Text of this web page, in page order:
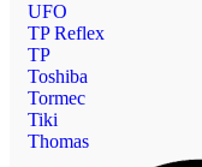
UFO
TP Reflex
TP
Toshiba
Tormec
Tiki
Thomas